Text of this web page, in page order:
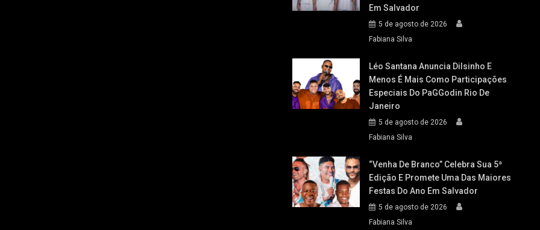
Em Salvador
5 de agosto de 2026
Fabiana Silva
Léo Santana Anuncia Dilsinho E
Menos É Mais Como Participações
Especiais Do PaGGodin Rio De
Janeiro
5 de agosto de 2026
Fabiana Silva
“Venha De Branco” Celebra Sua 5ª
Edição E Promete Uma Das Maiores
Festas Do Ano Em Salvador
5 de agosto de 2026
Fabiana Silva